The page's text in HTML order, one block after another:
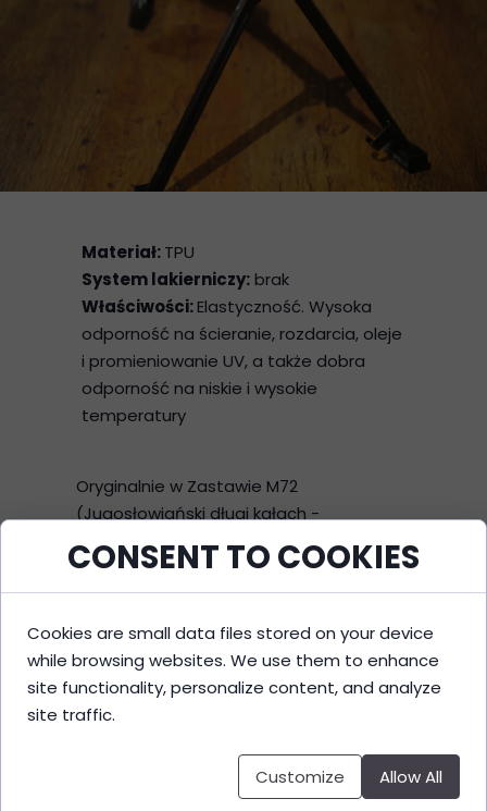
Oryginalnie w Zastawie M72
(Jugosłowiański długi kałach -
odpowiednik radzieckiego RPK) dwójnóg
ma stalowe nóżki. Powoduje to ślizganie
się na twardej powierzchni co pogarsza
wynik przy strzelaniu sportowym. 1h w
programie, 4h na drukarce i już dłużej
nas ten problem nie dotyczy.
zastosowania. Nie tylko jest elastyczne,
ale również posiada dużą odporność na
Materiał:TPU
System lakierniczy: brak
Właściwości:Elastyczność. Wysoka
odporność na ścieranie, rozdarcia, oleje
i promieniowanie UV, a także dobra
odporność na niskie i wysokie
temperatury
CONSENT TO COOKIES
Cookies are small data files stored on your device
while browsing websites. We use them to enhance
site functionality, personalize content, and analyze
site traffic.
Customize Allow All